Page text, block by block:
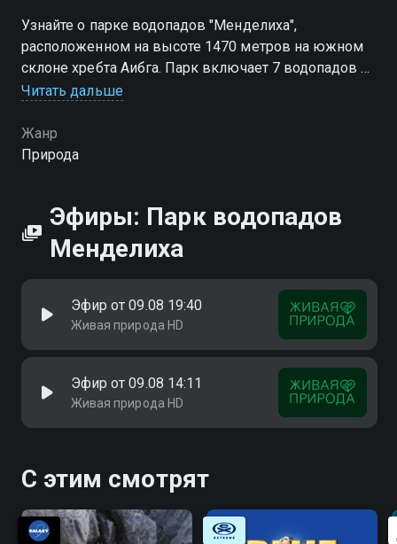
Узнайте о парке водопадов "Менделиха",
расположенном на высоте 1470 метров на южном
склоне хребта Аибга. Парк включает 7 водопадов и
предлагает три маршрута для прогулок, а также
множество красивых фотографий
Читать дальше
Жанр
Природа
Эфиры: Парк водопадов
Менделиха
Эфир от 09.08 19:40
Живая природа HD
Эфир от 09.08 14:11
Живая природа HD
С этим смотрят